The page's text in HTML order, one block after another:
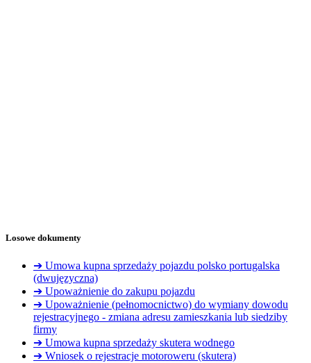
Losowe dokumenty
➔ Umowa kupna sprzedaży pojazdu polsko portugalska
(dwujęzyczna)
➔ Upoważnienie do zakupu pojazdu
➔ Upoważnienie (pełnomocnictwo) do wymiany dowodu
rejestracyjnego - zmiana adresu zamieszkania lub siedziby
firmy
➔ Umowa kupna sprzedaży skutera wodnego
➔ Wniosek o rejestracje motoroweru (skutera)